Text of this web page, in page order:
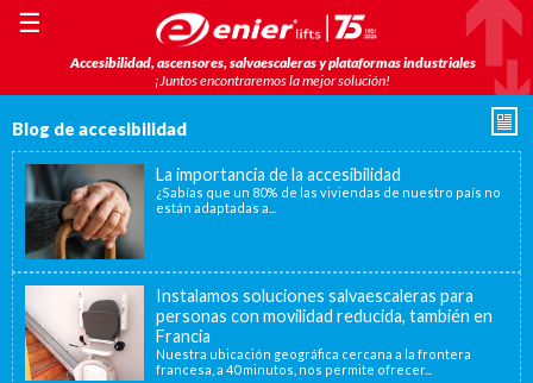
Accesibilidad, ascensores, salvaescaleras y plataformas industriales
¡Juntos encontraremos la mejor solución!
☰
Blog de accesibilidad
La importancia de la accesibilidad
¿Sabías que un 80% de las viviendas de nuestro país no
están adaptadas a...
Instalamos soluciones salvaescaleras para
personas con movilidad reducida, también en
Francia
Nuestra ubicación geográfica cercana a la frontera
francesa, a 40 minutos, nos permite ofrecer...